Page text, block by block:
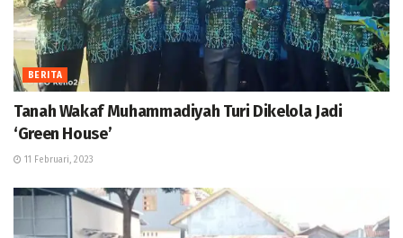
BERITA
Tanah Wakaf Muhammadiyah Turi Dikelola Jadi
‘Green House’
11 Februari, 2023